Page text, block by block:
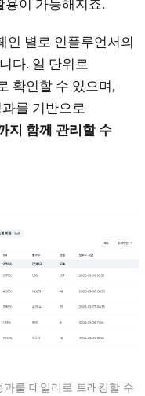
용이 가능해지죠.
인 별로 인플루언서의
다. 일 단위로
확인할 수 있으며,
를 기반으로
지 함께 관리할 수
를 데일리로 트래킹할 수